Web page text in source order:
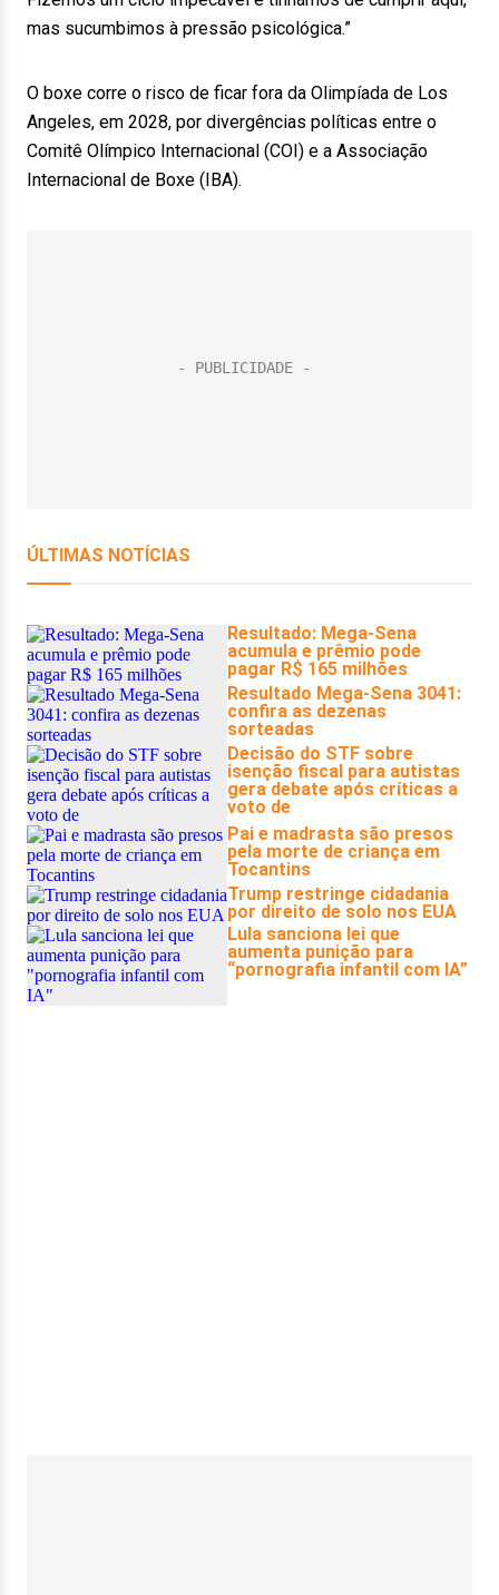
mas sucumbimos à pressão psicológica.”
O boxe corre o risco de ficar fora da Olimpíada de Los
Angeles, em 2028, por divergências políticas entre o
Comitê Olímpico Internacional (COI) e a Associação
Internacional de Boxe (IBA).